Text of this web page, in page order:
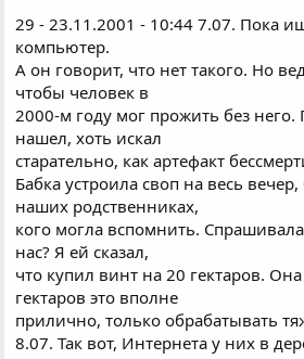
29 - 23.11.2001 - 10:44 7.07. Пока
компьютер.
А он говорит, что нет такого. Hо
чтобы человек в
2000-м году мог прожить без него.
нашел, хоть искал
старательно, как артефакт
Бабка устроила своп на весь вечер,
наших родственниках,
кого могла вспомнить.
нас? Я ей сказал,
что купил винт на 20 гектаров.
гектаров это вполне
прилично, только обрабатывать
8.07. Так вот, Интернета у них в